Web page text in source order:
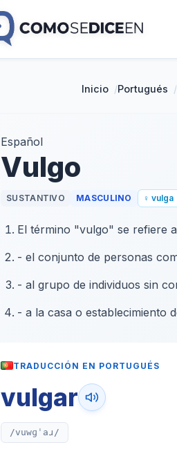
Inicio /Portugués /
Español
Vulgo
SUSTANTIVO MASCULINO ♀ vulga
El término "vulgo" se refiere
- el conjunto de personas
- al grupo de individuos sin
- a la casa o establecimiento
TRADUCCIÓN EN PORTUGUÉS
vulgar
/vuwɡˈaɹ/